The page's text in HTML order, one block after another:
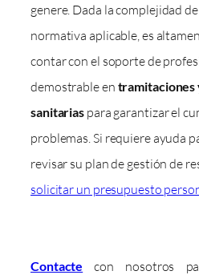
genere. Dada la complejidad
normativa aplicable, es
contar con el soporte de
demostrable en tramitaciones
sanitarias para garantizar el
problemas. Si requiere ayuda
revisar su plan de gestión de
solicitar un presupuesto
Contacte con nosotros